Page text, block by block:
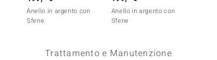
0,068 ct Taglio rotondo
Montatura Origine
Anello in argento con
Sfene
Anello in argento con
Sfene
Trattamento e Manutenzione